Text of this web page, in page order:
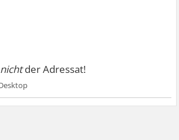
nichtder Adressat!